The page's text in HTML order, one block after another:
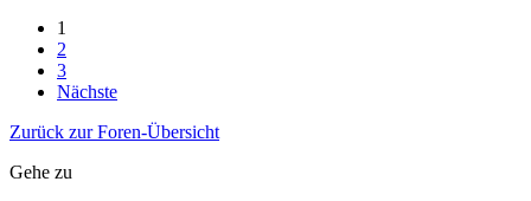
1
2
3
Nächste
Zurück zur Foren-Übersicht
Gehe zu